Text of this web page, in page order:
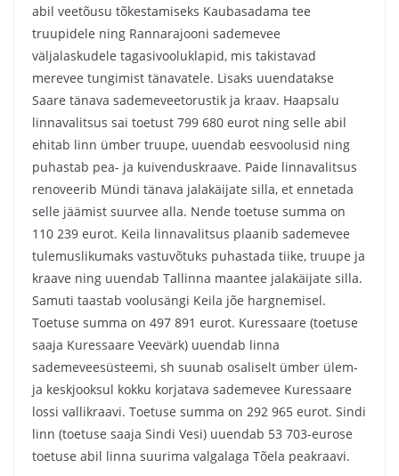
abil veetõusu tõkestamiseks Kaubasadama tee
truupidele ning Rannarajooni sademevee
väljalaskudele tagasivooluklapid, mis takistavad
merevee tungimist tänavatele. Lisaks uuendatakse
Saare tänava sademeveetorustik ja kraav. Haapsalu
linnavalitsus sai toetust 799 680 eurot ning selle abil
ehitab linn ümber truupe, uuendab eesvoolusid ning
puhastab pea- ja kuivenduskraave. Paide linnavalitsus
renoveerib Mündi tänava jalakäijate silla, et ennetada
selle jäämist suurvee alla. Nende toetuse summa on
110 239 eurot. Keila linnavalitsus plaanib sademevee
tulemuslikumaks vastuvõtuks puhastada tiike, truupe ja
kraave ning uuendab Tallinna maantee jalakäijate silla.
Samuti taastab voolusängi Keila jõe hargnemisel.
Toetuse summa on 497 891 eurot. Kuressaare (toetuse
saaja Kuressaare Veevärk) uuendab linna
sademeveesüsteemi, sh suunab osaliselt ümber ülem-
ja keskjooksul kokku korjatava sademevee Kuressaare
lossi vallikraavi. Toetuse summa on 292 965 eurot. Sindi
linn (toetuse saaja Sindi Vesi) uuendab 53 703-eurose
toetuse abil linna suurima valgalaga Tõela peakraavi.